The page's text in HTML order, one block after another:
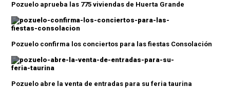
Pozuelo aprueba las 775 viviendas de Huerta Grande
Pozuelo confirma los conciertos para las fiestas Consolación
Pozuelo abre la venta de entradas para su feria taurina